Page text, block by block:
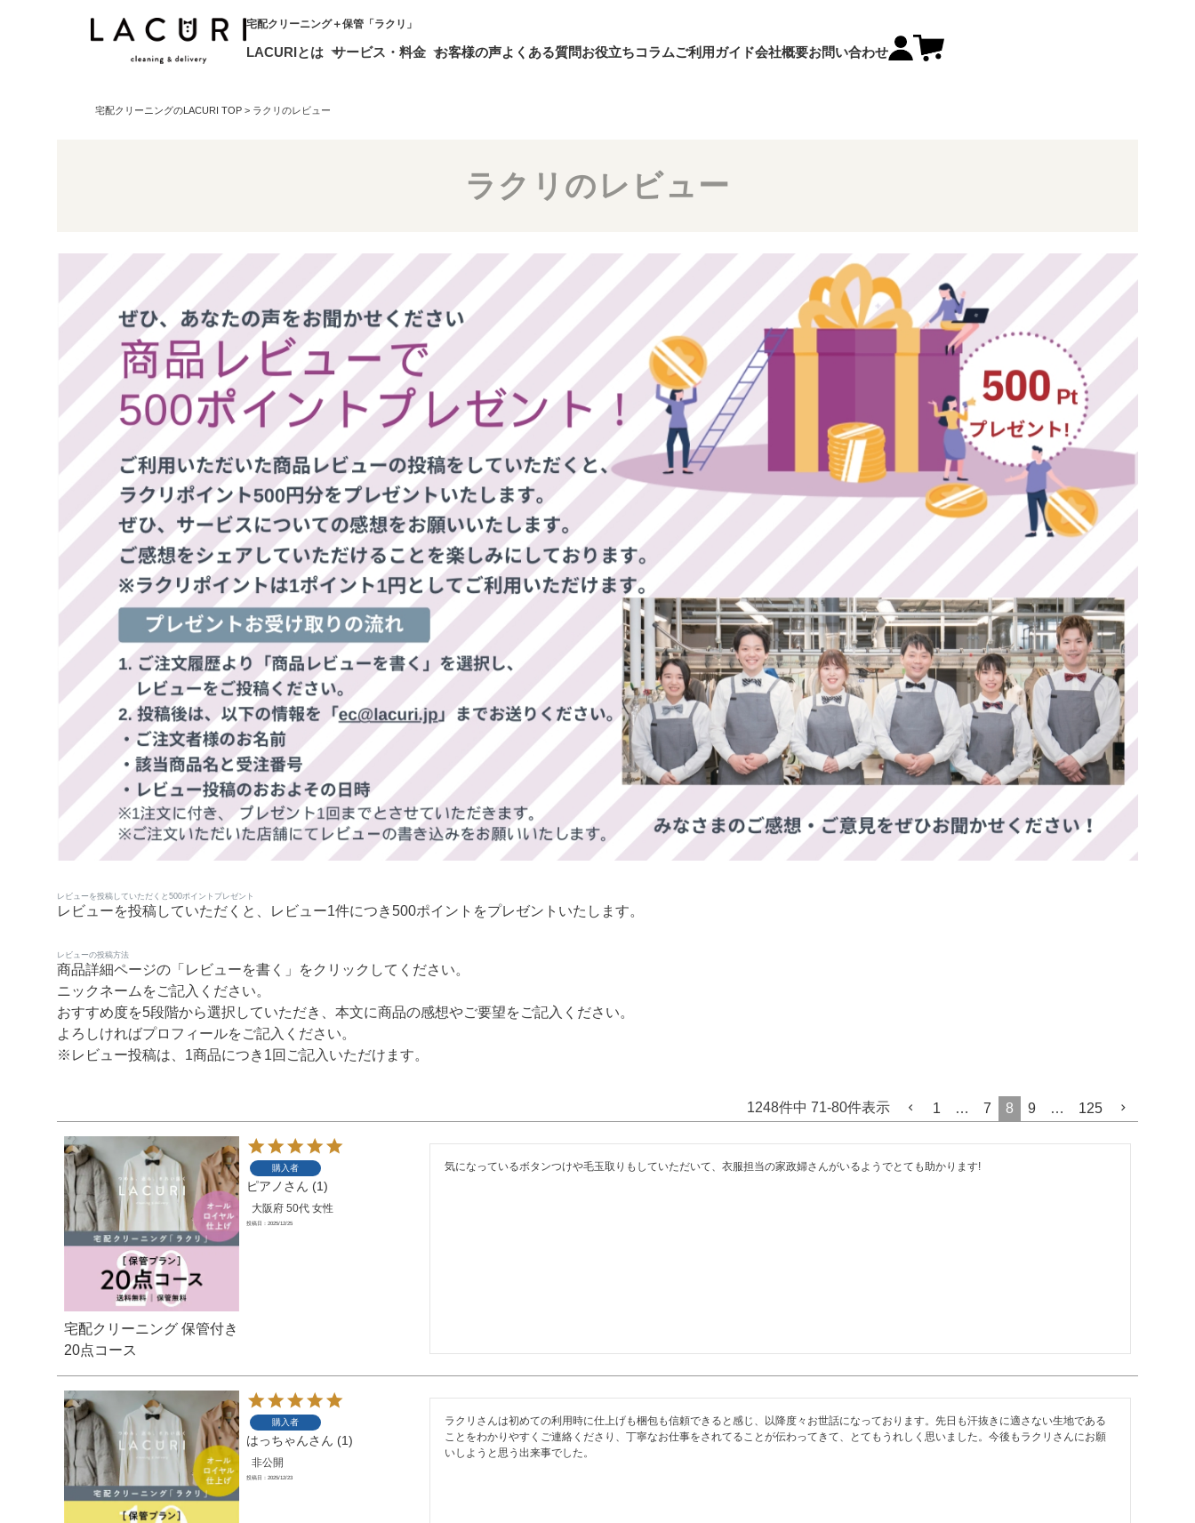
宅配クリーニング＋保管「ラクリ」
LACURIとは サービス・料金 お客様の声よくある質問お役立ちコラムご利用ガイド会社概要お問い合わせ
宅配クリーニングのLACURI TOP ラクリのレビュー
ラクリのレビュー
レビューを投稿していただくと500ポイントプレゼント
レビューを投稿していただくと、レビュー1件につき500ポイントをプレゼントいたします。
レビューの投稿方法
商品詳細ページの「レビューを書く」をクリックしてください。
ニックネームをご記入ください。
おすすめ度を5段階から選択していただき、本文に商品の感想やご要望をご記入ください。
よろしければプロフィールをご記入ください。
※レビュー投稿は、1商品につき1回ご記入いただけます。
1248件中 71-80件表示 1 … 7 8 9 … 125
宅配クリーニング 保管付き
20点コース
購入者
ピアノ 1
大阪府 50代 女性
投稿日 2025/12/25
気になっているボタンつけや毛玉取りもしていただいて、衣服担当の家政婦さんがいるようでとても助かります!
購入者
はっちゃん 1
非公開
投稿日 2025/12/23
ラクリさんは初めての利用時に仕上げも梱包も信頼できると感じ、以降度々お世話になっております。先日も汗抜きに適さない生地である
ことをわかりやすくご連絡くださり、丁寧なお仕事をされてることが伝わってきて、とてもうれしく思いました。今後もラクリさんにお願
いしようと思う出来事でした。